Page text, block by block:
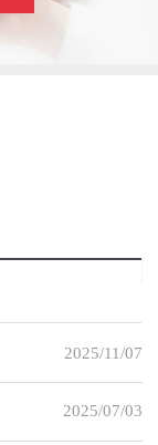
2025/11/07
2025/07/03